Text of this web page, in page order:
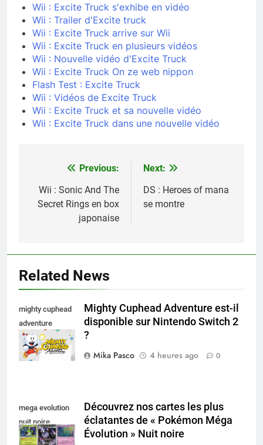
Wii : Excite Truck s'exhibe en vidéo
Wii : Trailer d'Excite truck
Wii : Excite Truck arrive sur Wii
Wii : Excite Truck en plusieurs vidéos
Wii : Nouvelle vidéo d'Excite Truck
Wii : Excite Truck On ze web nippon
Flash Test : Excite Truck
Wii : Vidéos de Excite Truck
Wii : Excite Truck et sa nouvelle vidéo
Wii : Excite Truck dans une nouvelle vidéo
Navigation
de
Previous:
Wii : Sonic And The
Secret Rings en box
japonaise
Next:
DS : Heroes of mana
se montre
Related News
mighty cuphead
adventure
nintendo switch
Mighty Cuphead Adventure est-il
disponible sur Nintendo Switch 2
?
Mika Pasco
4 heures ago 0
mega evolution
nuit noire
Découvrez nos cartes les plus
éclatantes de « Pokémon Méga
Évolution » Nuit noire